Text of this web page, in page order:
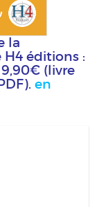
la
éditions :
(livre
en